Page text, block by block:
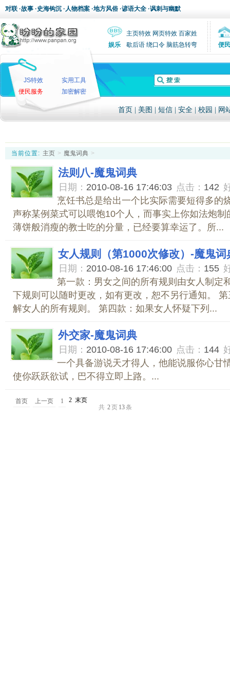
对联 ·故事 ·史海钩沉 ·人物档案 ·地方风俗 ·谚语大全 ·讽刺与幽默
主页特效 网页特效 百家姓
娱乐
歇后语 绕口令 脑筋急转弯 便民
JS特效
实用工具
便民服务
加密解密
首页 美图 短信 安全 校园 网
当前位置: 主页 > 魔鬼词典 >
法则八-魔鬼词典
日期： 2010-08-16 17:46:03 点击： 142
烹饪书总是给出一个比实际需要短得多的
声称某例菜式可以喂饱10个人，而事实上你如法炮
薄饼般消瘦的教士吃的分量，已经要算幸运了。所...
女人规则（第1000次修改）-魔鬼词
日期： 2010-08-16 17:46:00 点击： 155
第一款：男女之间的所有规则由女人制定
下规则可以随时更改，如有更改，恕不另行通知。
解女人的所有规则。 第四款：如果女人怀疑下列...
外交家-魔鬼词典
日期： 2010-08-16 17:46:00 点击： 144
一个具备游说天才得人，他能说服你心甘
使你跃跃欲试，巴不得立即上路。...
首页 上一页 1 2 末页
共 2页 13条